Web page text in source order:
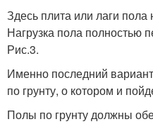
Здесь плита или лаги
Нагрузка пола полностью
Рис.3.
Именно последний
по грунту, о котором и
Полы по грунту должны